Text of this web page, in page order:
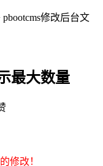
pbootcms修改后台文
最大数量
修改！